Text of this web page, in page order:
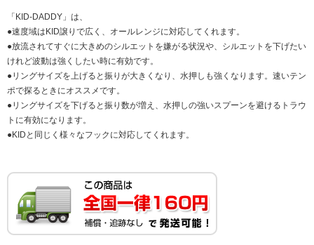
「KID-DADDY」は、
●速度域はKID譲りで広く、オールレンジに対応してくれます。
●放流されてすぐに大きめのシルエットを嫌がる状況や、シルエットを下げたい
けれど波動は強くしたい時に有効です。
●リングサイズを上げると振りが大きくなり、水押しも強くなります。速いテン
ポで探るときにオススメです。
●リングサイズを下げると振り数が増え、水押しの強いスプーンを避けるトラウ
トに有効になります。
●KIDと同じく様々なフックに対応してくれます。